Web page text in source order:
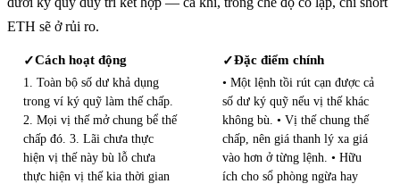
ETH sẽ ở rủi ro.
✓Cách hoạt động
1. Toàn bộ số dư khả dụng
trong ví ký quỹ làm thế chấp.
2. Mọi vị thế mở chung bể thế
chấp đó. 3. Lãi chưa thực
hiện vị thế này bù lỗ chưa
thực hiện vị thế kia thời gian
✓Đặc điểm chính
• Một lệnh tồi rút cạn được cả
số dư ký quỹ nếu vị thế khác
không bù. • Vị thế chung thế
chấp, nên giá thanh lý xa giá
vào hơn ở từng lệnh. • Hữu
ích cho sổ phòng ngừa hay